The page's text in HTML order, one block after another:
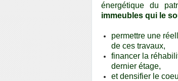
énergétique du
immeubles qui le
permettre une
de ces travaux,
financer la
dernier étage,
et densifier le